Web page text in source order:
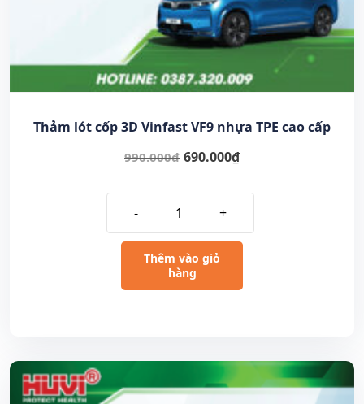
Thảm lót cốp 3D Vinfast VF9 nhựa TPE cao cấp
990.000₫ 690.000₫
- +
Thêm vào giỏ
hàng